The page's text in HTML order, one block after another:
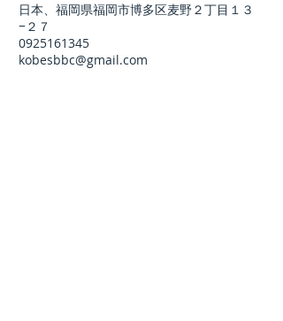
日本、福岡県福岡市博多区麦野２丁目１３
−２７
0925161345
kobesbbc@gmail.com